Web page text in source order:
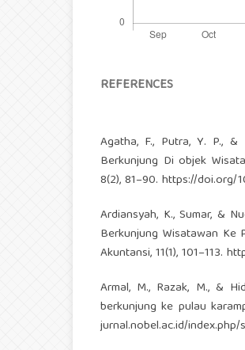
REFERENCES
Agatha, F., Putra, Y. P., &
Berkunjung Di objek
8(2), 81–90. https://doi.org/
Ardiansyah, K., Sumar, &
Berkunjung Wisatawan Ke
Akuntansi, 11(1), 101–113.
Armal, M., Razak, M., &
berkunjung ke pulau
jurnal.nobel.ac.id/